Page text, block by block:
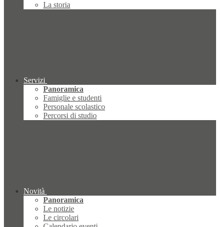
La storia
Servizi
Panoramica
Famiglie e studenti
Personale scolastico
Percorsi di studio
Novità
Panoramica
Le notizie
Le circolari